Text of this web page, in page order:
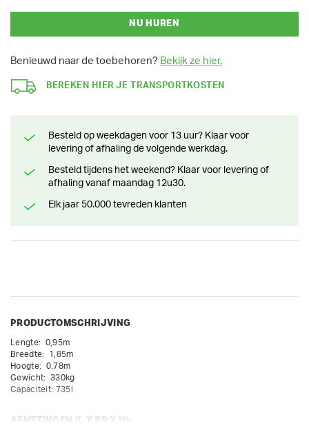
NU HUREN
Benieuwd naar de toebehoren? Bekijk ze hier.
BEREKEN HIER JE TRANSPORTKOSTEN
Besteld op weekdagen voor 13 uur? Klaar voor
levering of afhaling de volgende werkdag.
Besteld tijdens het weekend? Klaar voor levering of
afhaling vanaf maandag 12u30.
Elk jaar 50.000 tevreden klanten
PRODUCTOMSCHRIJVING
Lengte:  0,95m
Breedte:  1,85m
Hoogte:  0.78m
Gewicht:  330kg
Capaciteit: 735l
AFMETINGEN (L X BR X H):